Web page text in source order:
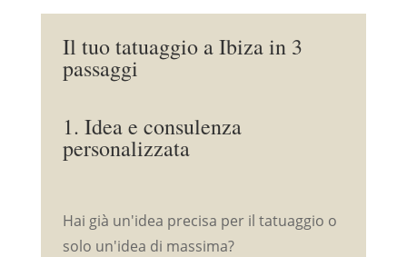
Il tuo tatuaggio a Ibiza in 3
passaggi
1. Idea e consulenza
personalizzata
Hai già un'idea precisa per il tatuaggio o
solo un'idea di massima?